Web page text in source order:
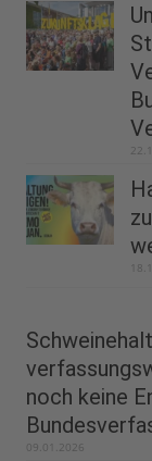
noch keine
09.01.2026